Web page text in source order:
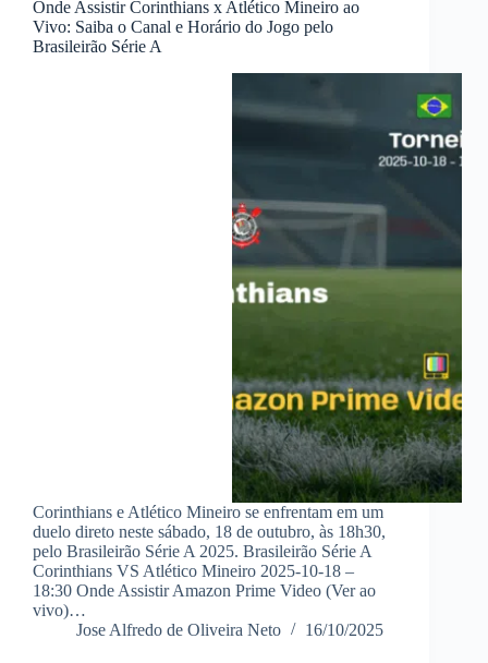
Onde Assistir Corinthians x Atlético Mineiro ao
Vivo: Saiba o Canal e Horário do Jogo pelo
Brasileirão Série A
Corinthians e Atlético Mineiro se enfrentam em um
duelo direto neste sábado, 18 de outubro, às 18h30,
pelo Brasileirão Série A 2025. Brasileirão Série A
Corinthians VS Atlético Mineiro 2025-10-18 –
18:30 Onde Assistir Amazon Prime Video (Ver ao
vivo)…
Jose Alfredo de Oliveira Neto
16/10/2025